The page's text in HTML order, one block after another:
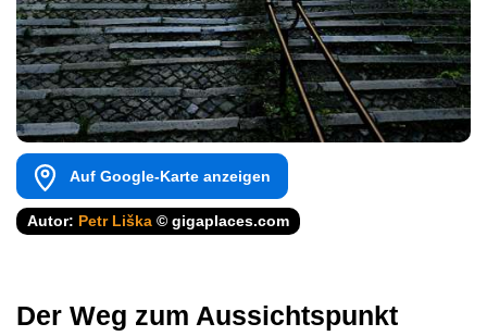
Auf Google-Karte anzeigen
Autor: Petr Liška © gigaplaces.com
Der Weg zum Aussichtspunkt